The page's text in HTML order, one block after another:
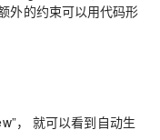
外的约束可以用代码形
， 就可以看到自动生